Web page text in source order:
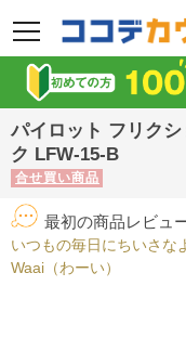
メニュー
パイロット フリク
ク LFW-15-B
合せ買い商品
最初の商品レビュ
いつもの毎日にちいさな
Waai（わーい）